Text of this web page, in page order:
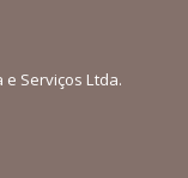
Serviços Ltda.